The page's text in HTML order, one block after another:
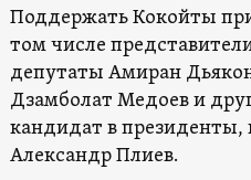
Поддержать Кокойты
том числе
депутаты Амиран
Дзамболат Медоев и
кандидат в президенты,
Александр Плиев.